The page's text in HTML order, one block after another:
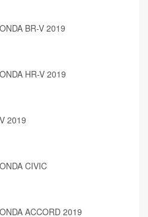
BR-V 2019
HR-V 2019
2019
CIVIC
ACCORD 2019